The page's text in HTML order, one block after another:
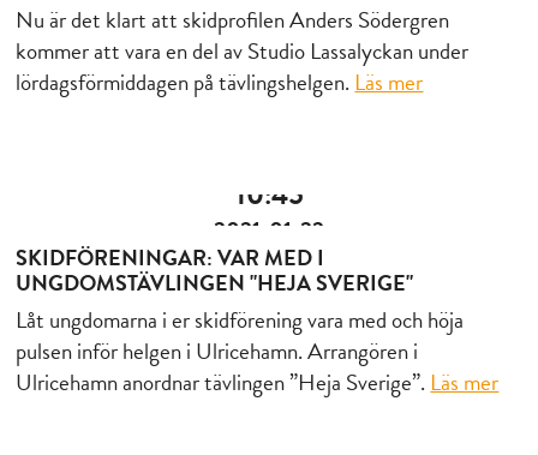
Nu är det klart att skidprofilen Anders Södergren
kommer att vara en del av Studio Lassalyckan under
lördagsförmiddagen på tävlingshelgen. Läs mer
10:45
2021-01-22
SKIDFÖRENINGAR: VAR MED I
UNGDOMSTÄVLINGEN "HEJA SVERIGE"
Låt ungdomarna i er skidförening vara med och höja
pulsen inför helgen i Ulricehamn. Arrangören i
Ulricehamn anordnar tävlingen ”Heja Sverige”. Läs mer